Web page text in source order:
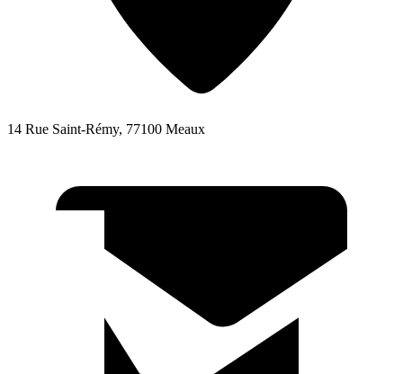
14 Rue Saint-Rémy, 77100 Meaux